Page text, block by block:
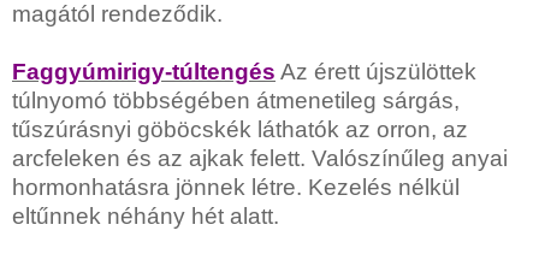
magától rendeződik.
Faggyúmirigy-túltengés Az érett újszülöttek
túlnyomó többségében átmenetileg sárgás,
tűszúrásnyi göböcskék láthatók az orron, az
arcfeleken és az ajkak felett. Valószínűleg anyai
hormonhatásra jönnek létre. Kezelés nélkül
eltűnnek néhány hét alatt.